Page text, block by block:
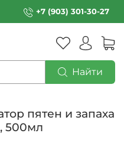
+7 (903) 301-30-27
Найти
пятен и запаха
500мл